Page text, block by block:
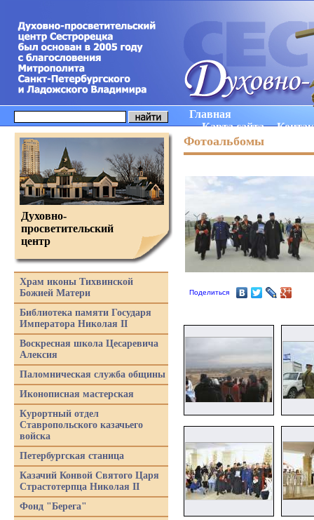
Главная
Карта сайта
Фотоальбомы
Поделиться
Духовно-
просветительский
центр
Храм иконы Тихвинской
Божией Матери
Библиотека памяти Государя
Императора Николая II
Воскресная школа Цесаревича
Алексия
Паломническая служба общины
Иконописная мастерская
Курортный отдел
Ставропольского казачьего
войска
Петербургская станица
Казачий Конвой Святого Царя
Страстотерпца Николая II
Фонд "Берега"